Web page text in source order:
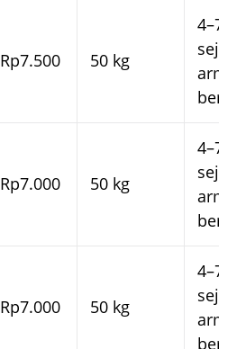
Rp7.500 50 kg
4–7
sejak
Rp7.000 50 kg
4–7
sejak
Rp7.000 50 kg
4–7
sejak